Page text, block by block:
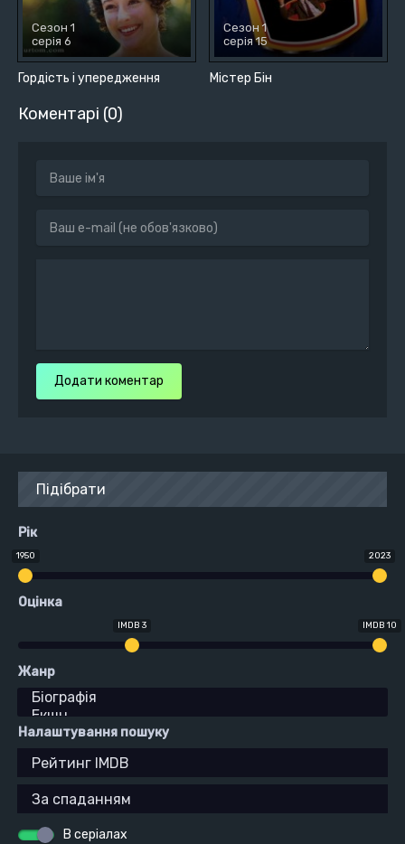
Гордість і упередження
Сезон 1
серія 6
Містер Бін
Сезон 1
серія 15
Коментарі (0)
Додати коментар
Підібрати
Рік
1950 2023
Оцінка
IMDB 3 IMDB 10
Жанр
Налаштування пошуку
В серіалах